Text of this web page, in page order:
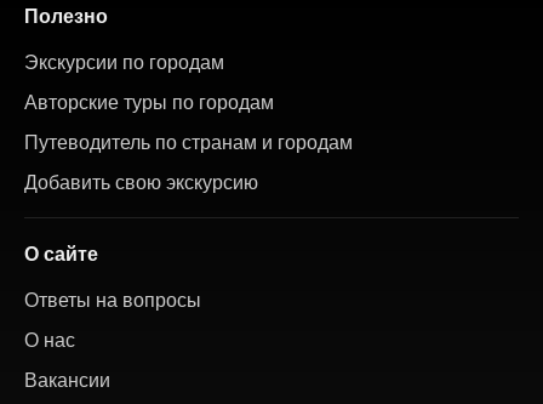
Полезно
Экскурсии по городам
Авторские туры по городам
Путеводитель по странам и городам
Добавить свою экскурсию
О сайте
Ответы на вопросы
О нас
Вакансии